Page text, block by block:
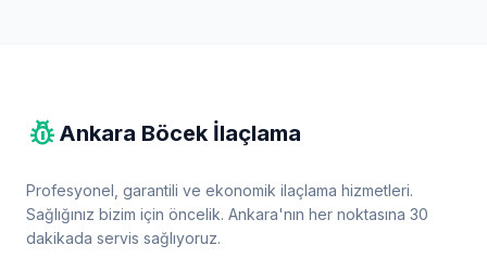
pest_control Ankara Böcek İlaçlama
Profesyonel, garantili ve ekonomik ilaçlama hizmetleri.
Sağlığınız bizim için öncelik. Ankara'nın her noktasına 30
dakikada servis sağlıyoruz.